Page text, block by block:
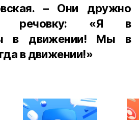
– Они дружно
речовку: «Я в
в движении! Мы в
в движении!»